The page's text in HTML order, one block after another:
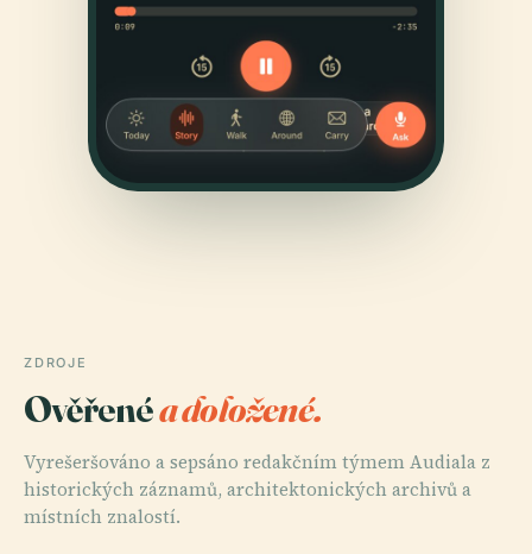
ZDROJE
Ověřenéa doložené.
Vyrešeršováno a sepsáno redakčním týmem Audiala z
historických záznamů, architektonických archivů a
místních znalostí.